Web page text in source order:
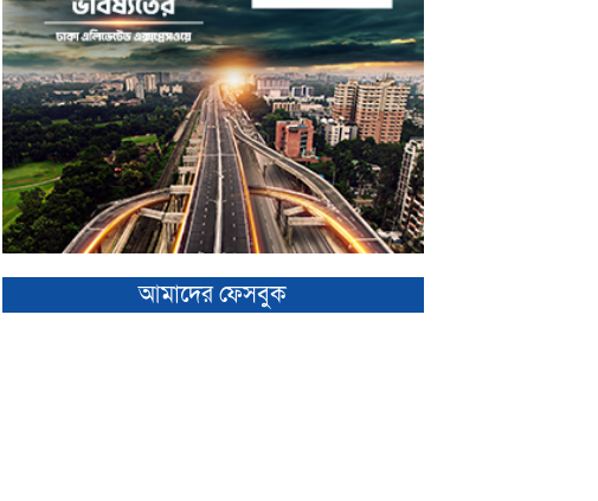
আমাদের ফেসবুক